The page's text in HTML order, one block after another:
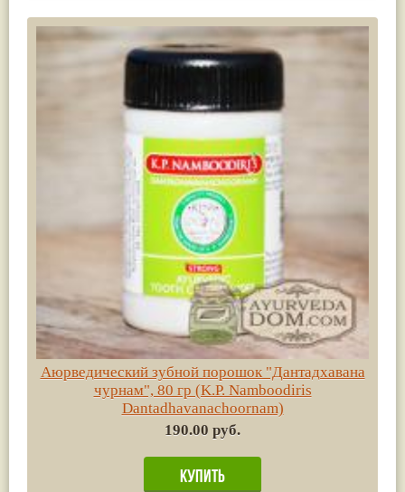
Аюрведический зубной порошок "Дантадхавана
чурнам", 80 гр (K.P. Namboodiris
Dantadhavanachoornam)
190.00 руб.